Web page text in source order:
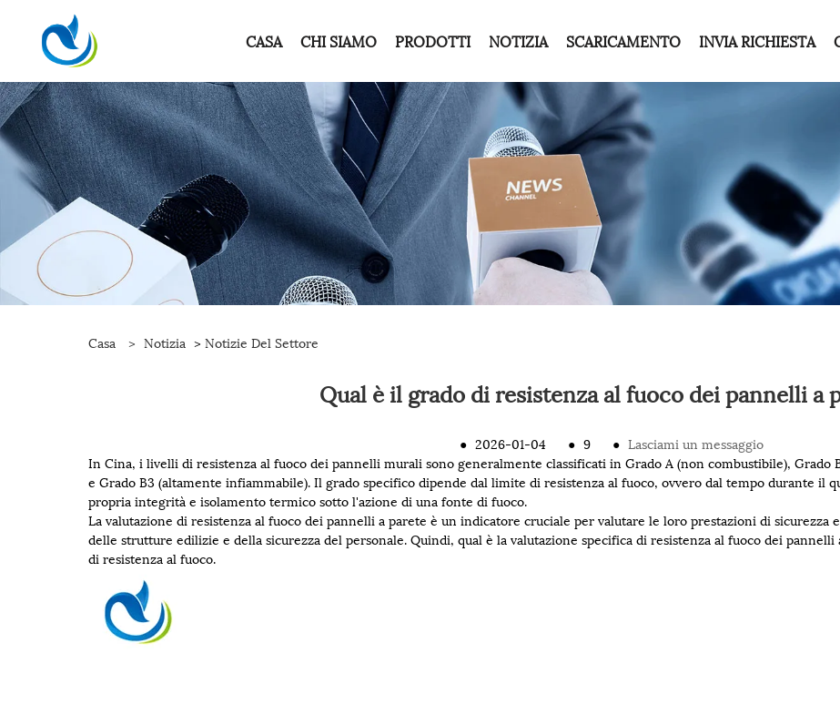
CASA CHI SIAMO PRODOTTI NOTIZIA SCARICAMENTO INVIA RICHIESTA
Casa > Notizia > Notizie Del Settore
Qual è il grado di resistenza al fuoco dei pannelli a
● 2026-01-04 ● 9 ● Lasciami un messaggio
In Cina, i livelli di resistenza al fuoco dei pannelli murali sono generalmente classificati in Grado A (non combustibile), Grado
e Grado B3 (altamente infiammabile). Il grado specifico dipende dal limite di resistenza al fuoco, ovvero dal tempo durante il
propria integrità e isolamento termico sotto l'azione di una fonte di fuoco.
La valutazione di resistenza al fuoco dei pannelli a parete è un indicatore cruciale per valutare le loro prestazioni di
delle strutture edilizie e della sicurezza del personale. Quindi, qual è la valutazione specifica di resistenza al fuoco dei
di resistenza al fuoco.